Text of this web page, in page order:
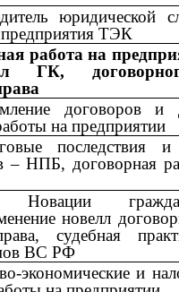
юридической
ТЭК
работа на
ГК,
договоров и
на предприятии
последствия и
– НПБ, договорная
новелл
судебная
ВС РФ
экономические и